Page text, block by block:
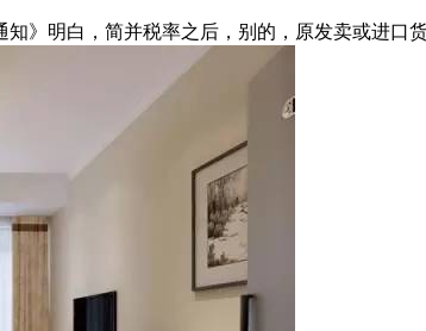
明白，简并税率之后，别的，原发卖或进口货